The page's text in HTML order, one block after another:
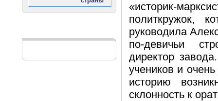
«историк-
политкружок,
руководила
по-девичьи
директор
учеников и
историю
склонность к